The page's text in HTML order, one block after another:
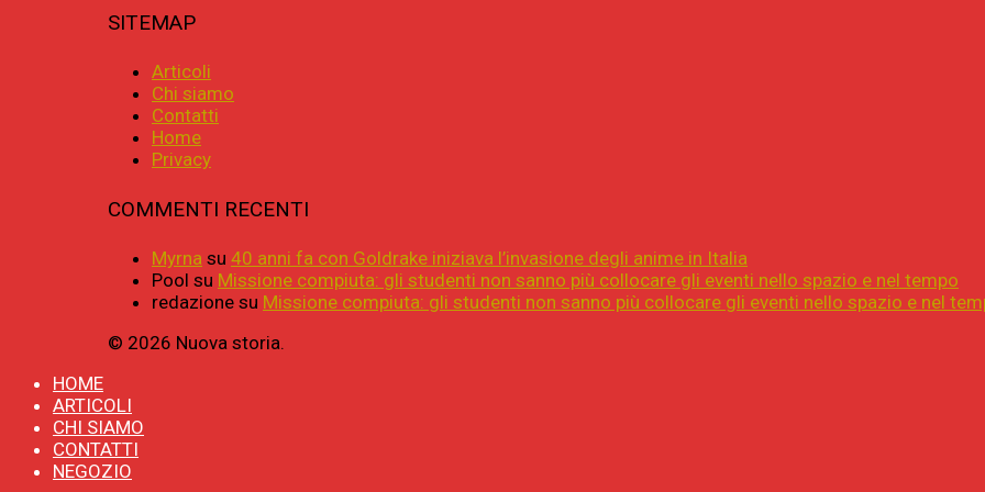
SITEMAP
Articoli
Chi siamo
Contatti
Home
Privacy
COMMENTI RECENTI
Myrna su 40 anni fa con Goldrake iniziava l’invasione degli anime in Italia
Pool su Missione compiuta: gli studenti non sanno più collocare gli eventi nello spazio e nel tempo
redazione su Missione compiuta: gli studenti non sanno più collocare gli eventi nello spazio e nel
© 2026 Nuova storia.
HOME
ARTICOLI
CHI SIAMO
CONTATTI
NEGOZIO